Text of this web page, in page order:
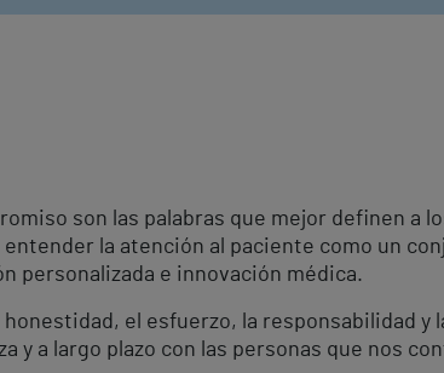
son las palabras que mejor definen a
entender la atención al paciente como un
personalizada e innovación médica.
honestidad, el esfuerzo, la responsabilidad
y a largo plazo con las personas que nos